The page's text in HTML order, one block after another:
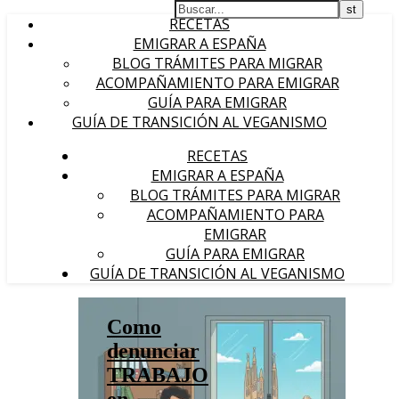
RECETAS
EMIGRAR A ESPAÑA
BLOG TRÁMITES PARA MIGRAR
ACOMPAÑAMIENTO PARA EMIGRAR
GUÍA PARA EMIGRAR
GUÍA DE TRANSICIÓN AL VEGANISMO
RECETAS
EMIGRAR A ESPAÑA
BLOG TRÁMITES PARA MIGRAR
ACOMPAÑAMIENTO PARA
EMIGRAR
GUÍA PARA EMIGRAR
GUÍA DE TRANSICIÓN AL VEGANISMO
Como
denunciar
TRABAJO